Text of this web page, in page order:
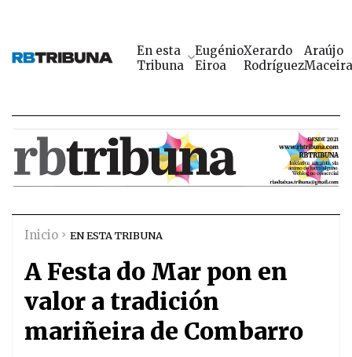
En esta
Tribuna
Eugénio
Eiroa
Xerardo
Rodríguez
Araújo
Maceira
Inicio EN ESTA TRIBUNA
A Festa do Mar pon en
valor a tradición
mariñeira de Combarro